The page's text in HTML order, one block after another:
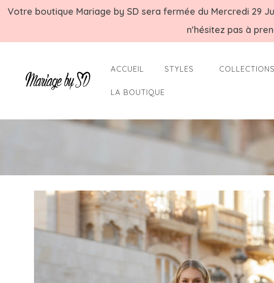
Votre boutique Mariage by SD sera fermée du Mercredi 29
n'hésitez pas à
ACCUEIL STYLES COLLECTIONS
LA BOUTIQUE